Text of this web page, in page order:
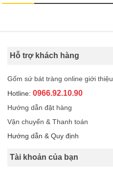
Hỗ trợ khách hàng
Gốm sứ bát tràng online giới thiệu
Hotline: 0966.92.10.90
Hướng dẫn đặt hàng
Vận chuyển & Thanh toán
Hướng dẫn & Quy định
Tài khoản của bạn